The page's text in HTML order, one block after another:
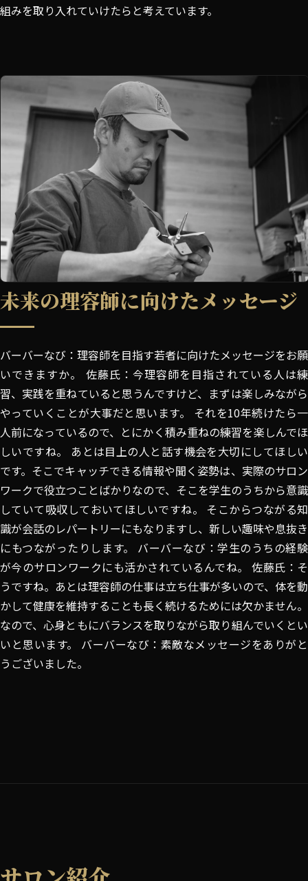
組みを取り入れていけたらと考えています。
未来の理容師に向けたメッセージ
バーバーなび：理容師を目指す若者に向けたメッセージをお願
いできますか。 佐藤氏：今理容師を目指されている人は練
習、実践を重ねていると思うんですけど、まずは楽しみながら
やっていくことが大事だと思います。 それを10年続けたら一
人前になっているので、とにかく積み重ねの練習を楽しんでほ
しいですね。 あとは目上の人と話す機会を大切にしてほしい
です。そこでキャッチできる情報や聞く姿勢は、実際のサロン
ワークで役立つことばかりなので、そこを学生のうちから意識
していて吸収しておいてほしいですね。 そこからつながる知
識が会話のレパートリーにもなりますし、新しい趣味や息抜き
にもつながったりします。 バーバーなび：学生のうちの経験
が今のサロンワークにも活かされているんでね。 佐藤氏：そ
うですね。あとは理容師の仕事は立ち仕事が多いので、体を動
かして健康を維持することも長く続けるためには欠かません。
なので、心身ともにバランスを取りながら取り組んでいくとい
いと思います。 バーバーなび：素敵なメッセージをありがと
うございました。